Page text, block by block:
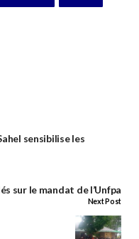
sensibilise les
sur le mandat de l’Unfpa
Next Post